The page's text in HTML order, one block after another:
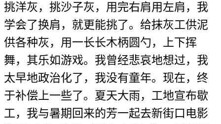
挑洋灰，挑沙子灰，用完右肩用左肩，我
学会了换肩，就更能挑了。给抹灰工供泥
供各种灰，用一长长木柄圆勺，上下挥
舞，其乐如游戏。我曾经悲哀地想过，我
太早地政治化了，我没有童年。现在，终
于补偿上一些了。夏天大雨，工地宣布歇
工，我与暑期回来的芳一起去新街口电影